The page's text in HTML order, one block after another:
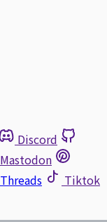
Discord
Mastodon
Threads
Tiktok